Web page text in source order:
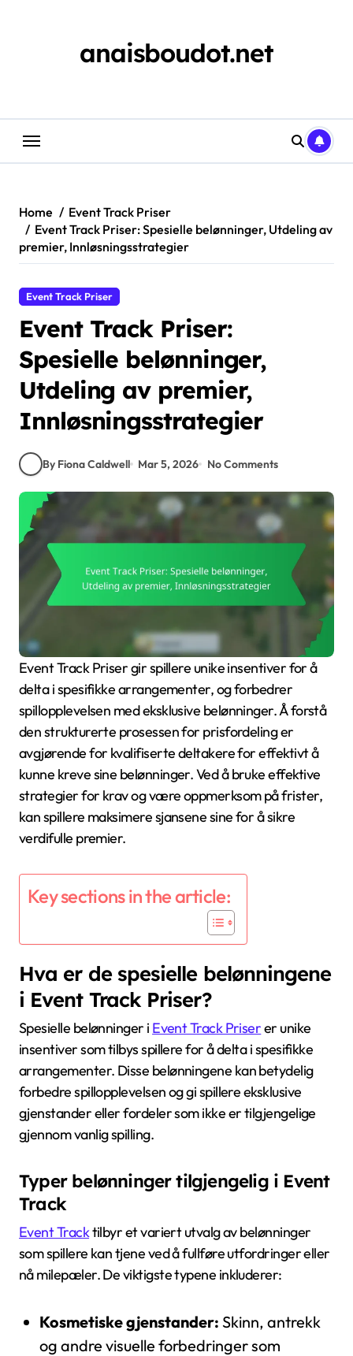
anaisboudot.net
Home
Event Track Priser
Event Track Priser: Spesielle belønninger, Utdeling av
premier, Innløsningsstrategier
Event Track Priser
Event Track Priser:
Spesielle belønninger,
Utdeling av premier,
Innløsningsstrategier
By Fiona Caldwell Mar 5, 2026 No Comments
Event Track Priser gir spillere unike insentiver for å
delta i spesifikke arrangementer, og forbedrer
spillopplevelsen med eksklusive belønninger. Å forstå
den strukturerte prosessen for prisfordeling er
avgjørende for kvalifiserte deltakere for effektivt å
kunne kreve sine belønninger. Ved å bruke effektive
strategier for krav og være oppmerksom på frister,
kan spillere maksimere sjansene sine for å sikre
verdifulle premier.
Key sections in the article:
Hva er de spesielle belønningene
i Event Track Priser?
Spesielle belønninger i Event Track Priserer unike
insentiver som tilbys spillere for å delta i spesifikke
arrangementer. Disse belønningene kan betydelig
forbedre spillopplevelsen og gi spillere eksklusive
gjenstander eller fordeler som ikke er tilgjengelige
gjennom vanlig spilling.
Typer belønninger tilgjengelig i Event
Track
Event Tracktilbyr et variert utvalg av belønninger
som spillere kan tjene ved å fullføre utfordringer eller
nå milepæler. De viktigste typene inkluderer:
Kosmetiske gjenstander: Skinn, antrekk
og andre visuelle forbedringer som